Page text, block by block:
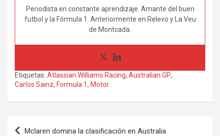
Periodista en constante aprendizaje. Amante del buen
futbol y la Fórmula 1. Anteriormente en Relevo y La Veu
de Montcada.
Etiquetas: Atlassian Williams Racing, Australian GP,
Carlos Sainz, Formula 1, Motor
Navegación
Mclaren domina la clasificación en Australia